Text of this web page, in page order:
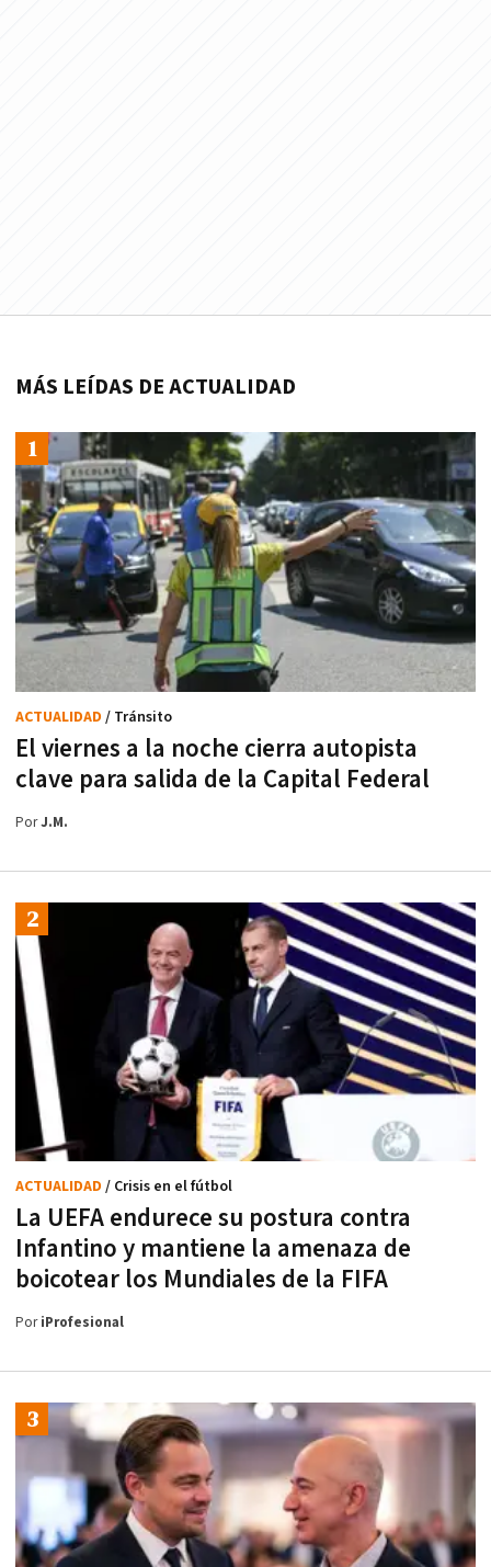
MÁS LEÍDAS DE ACTUALIDAD
El viernes a la noche cierra autopista
clave para salida de la Capital Federal
ACTUALIDAD / Tránsito
PorJ.M.
La UEFA endurece su postura contra
Infantino y mantiene la amenaza de
boicotear los Mundiales de la FIFA
ACTUALIDAD / Crisis en el fútbol
PoriProfesional